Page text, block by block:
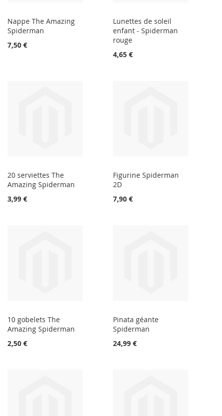
Nappe The Amazing
Spiderman
7,50 €
Lunettes de soleil
enfant - Spiderman
rouge
4,65 €
20 serviettes The
Amazing Spiderman
3,99 €
Figurine Spiderman
2D
7,90 €
10 gobelets The
Amazing Spiderman
2,50 €
Pinata géante
Spiderman
24,99 €